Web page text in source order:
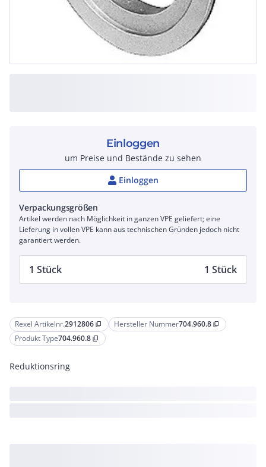
Rexel Artikelnr.2912806 content_copy Hersteller Nummer704.960.8 content_copy
Produkt Type704.960.8 content_copy
Reduktionsring
Einloggen
um Preise und Bestände zu sehen
Einloggen
Verpackungsgrößen
Artikel werden nach Möglichkeit in ganzen VPE geliefert; eine
Lieferung in vollen VPE kann aus technischen Gründen jedoch nicht
garantiert werden.
1 Stück 1 Stück